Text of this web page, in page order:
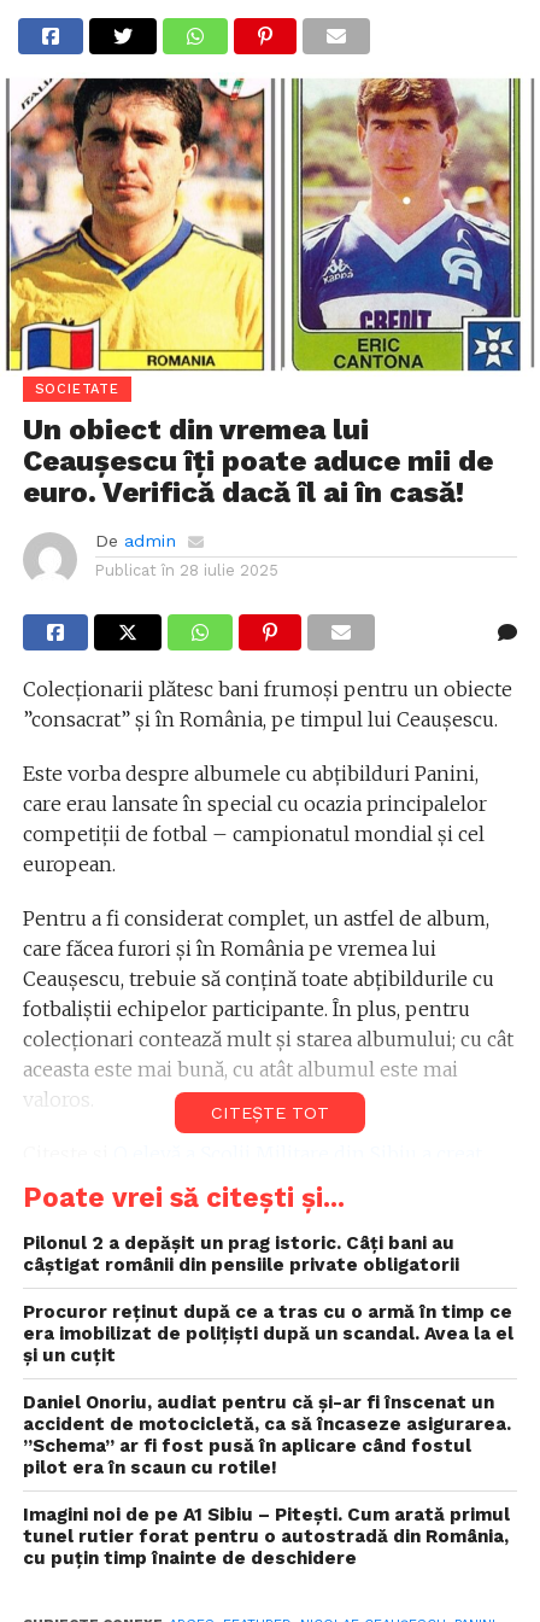
SOCIETATE
Un obiect din vremea lui
Ceaușescu îți poate aduce mii de
euro. Verifică dacă îl ai în casă!
De admin
Publicat în 28 iulie 2025
Colecționarii plătesc bani frumoși pentru un obiecte
”consacrat” și în România, pe timpul lui Ceaușescu.
Este vorba despre albumele cu abțibilduri Panini,
care erau lansate în special cu ocazia principalelor
competiții de fotbal – campionatul mondial și cel
european.
Pentru a fi considerat complet, un astfel de album,
care făcea furori și în România pe vremea lui
Ceaușescu, trebuie să conțină toate abțibildurile cu
fotbaliștii echipelor participante. În plus, pentru
colecționari contează mult și starea albumului; cu cât
aceasta este mai bună, cu atât albumul este mai
valoros.
bocancii care transformă mersul pe jos în energie
electrică. Militarii vor putea să-și încarce telefoanele
în timp ce bat pas de defilare
1970, lansat cu prilejul Campionatului Mondial de
Fotbal din Mexic, la care a participat și România.
în epoca lui Nicolae Ceaușescu.
CITEȘTE TOT
Poate vrei să citești și...
Pilonul 2 a depășit un prag istoric. Câți bani au
câștigat românii din pensiile private obligatorii
Procuror reţinut după ce a tras cu o armă în timp ce
era imobilizat de poliţişti după un scandal. Avea la el
și un cuțit
Daniel Onoriu, audiat pentru că și-ar fi înscenat un
accident de motocicletă, ca să încaseze asigurarea.
”Schema” ar fi fost pusă în aplicare când fostul
pilot era în scaun cu rotile!
Imagini noi de pe A1 Sibiu – Pitești. Cum arată primul
tunel rutier forat pentru o autostradă din România,
cu puțin timp înainte de deschidere